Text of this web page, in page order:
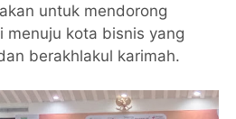
untuk mendorong
menuju kota bisnis yang
berakhlakul karimah.